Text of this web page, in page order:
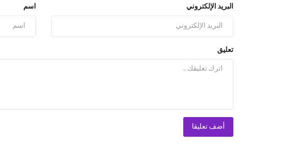
اسم البريد الإلكتروني
تعليق
أضف تعليقا